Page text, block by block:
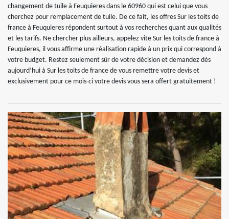
changement de tuile à Feuquieres dans le 60960 qui est celui que vous
cherchez pour remplacement de tuile. De ce fait, les offres Sur les toits de
france à Feuquieres répondent surtout à vos recherches quant aux qualités
et les tarifs. Ne chercher plus ailleurs, appelez vite Sur les toits de france à
Feuquieres, il vous affirme une réalisation rapide à un prix qui correspond à
votre budget. Restez seulement sûr de votre décision et demandez dès
aujourd’hui à Sur les toits de france de vous remettre votre devis et
exclusivement pour ce mois-ci votre devis vous sera offert gratuitement !